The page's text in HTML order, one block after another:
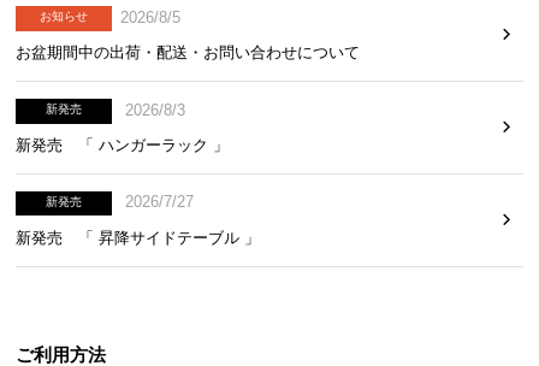
お知らせ
2026/8/5
お盆期間中の出荷・配送・お問い合わせについて
新発売
2026/8/3
新発売 「 ハンガーラック 」
新発売
2026/7/27
新発売 「 昇降サイドテーブル 」
ご利用方法